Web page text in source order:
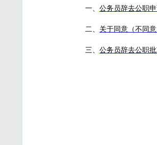
一、 公务员辞去公职
二、 关于同意（不同
三、 公务员辞去公职